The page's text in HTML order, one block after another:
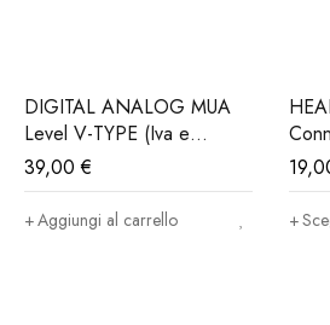
DIGITAL ANALOG MUA
Level V-TYPE (Iva e
Trasporto incluso)
39,00€
Aggiungi al carrello
DIO